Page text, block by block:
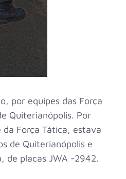
por equipes das Força
Quiterianópolis. Por
Força Tática, estava
de Quiterianópolis e
de placas JWA -2942.